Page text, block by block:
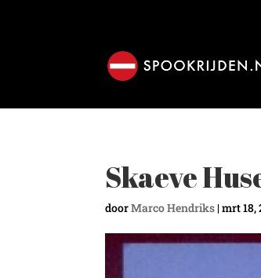
Skaeve
doorMarco Hendriks |mrt 18,